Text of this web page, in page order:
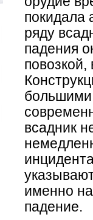
покидала
ряду
падения
всадник
именно
падение.